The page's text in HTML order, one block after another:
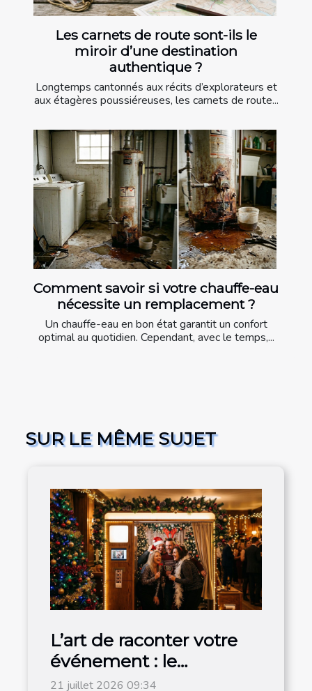
Les carnets de route sont-ils le
miroir d’une destination
authentique ?
Longtemps cantonnés aux récits d’explorateurs et
aux étagères poussiéreuses, les carnets de route...
Comment savoir si votre chauffe-eau
nécessite un remplacement ?
Un chauffe-eau en bon état garantit un confort
optimal au quotidien. Cependant, avec le temps,...
SUR LE MÊME SUJET
L’art de raconter votre
événement : le
photobooth s’invite à la
21 juillet 2026 09:34